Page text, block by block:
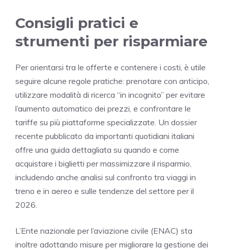
Consigli pratici e
strumenti per risparmiare
Per orientarsi tra le offerte e contenere i costi, è utile
seguire alcune regole pratiche: prenotare con anticipo,
utilizzare modalità di ricerca “in incognito” per evitare
l’aumento automatico dei prezzi, e confrontare le
tariffe su più piattaforme specializzate. Un dossier
recente pubblicato da importanti quotidiani italiani
offre una guida dettagliata su quando e come
acquistare i biglietti per massimizzare il risparmio,
includendo anche analisi sul confronto tra viaggi in
treno e in aereo e sulle tendenze del settore per il
2026.
L’Ente nazionale per l’aviazione civile (ENAC) sta
inoltre adottando misure per migliorare la gestione dei